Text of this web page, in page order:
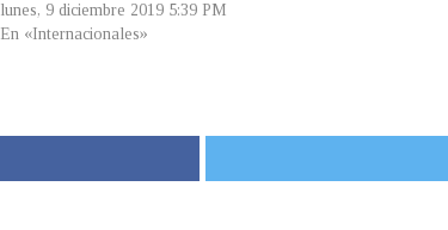
lunes, 9 diciembre 2019 5:39 PM
En «Internacionales»